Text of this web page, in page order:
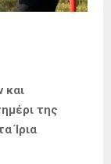
και
της
Ίρια